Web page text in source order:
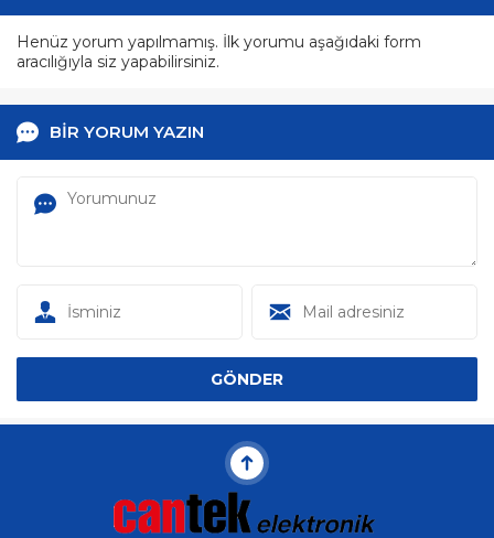
Henüz yorum yapılmamış. İlk yorumu aşağıdaki form
aracılığıyla siz yapabilirsiniz.
BİR YORUM YAZIN